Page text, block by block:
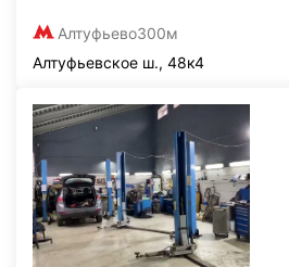
Алтуфьево300м
Алтуфьевское ш., 48к4